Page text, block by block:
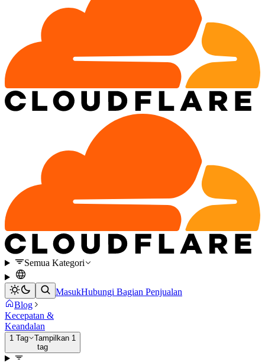
Semua Kategori
MasukHubungi Bagian Penjualan
Blog
Kecepatan &
Keandalan
1 Tag
Tampilkan 1
tag